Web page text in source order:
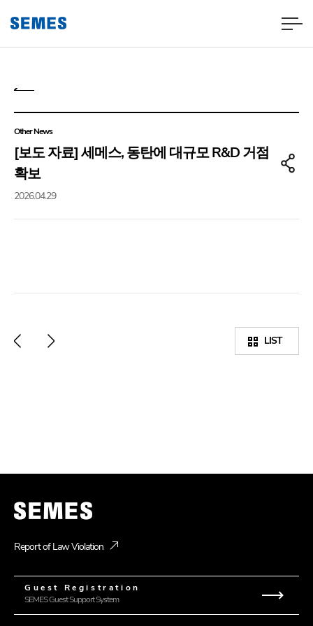
Other News
[보도 자료] 세메스, 동탄에 대규모 R&D 거점
확보
2026.04.29
LIST
Report of Law Violation
Guest Registration
SEMES Guest Support System